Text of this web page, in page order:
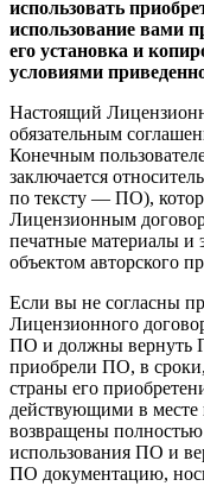
использовать
использование вами
его установка и
условиями
Настоящий
обязательным
Конечным
заключается
по тексту — ПО),
Лицензионным
печатные материалы и
объектом авторского
Если вы не согласны
Лицензионного
ПО и должны вернуть
приобрели ПО, в сроки,
страны его
действующими в месте
возвращены
использования ПО и
ПО документацию,